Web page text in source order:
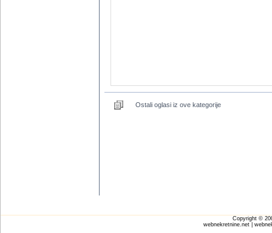
Ostali oglasi iz ove kategorije
Copyright ©
webnekretnine.net |